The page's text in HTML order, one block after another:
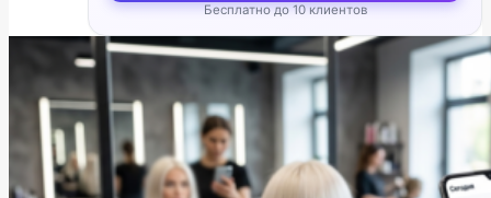
Бесплатно до 10 клиентов